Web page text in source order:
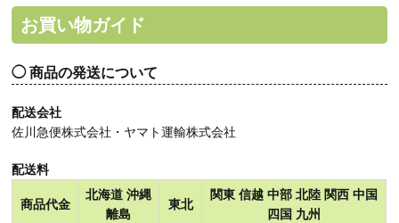
お買い物ガイド
商品の発送について
配送会社
佐川急便株式会社・ヤマト運輸株式会社
配送料
商品代金
北海道 沖縄
離島
東北
関東 信越 中部 北陸 関西 中国
四国 九州